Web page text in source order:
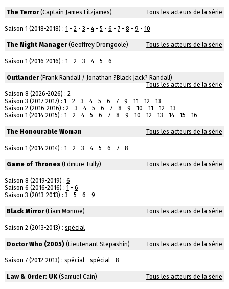
The Terror(Captain James Fitzjames) Tous les acteurs de la série
Saison 1 (2018-2018) : 1 - 2- 3 - 4- 5 - 6 - 7- 8 - 9 - 10
The Night Manager(Geoffrey Dromgoole) Tous les acteurs de la série
Saison 1 (2016-2016) : 1 - 2- 3 - 4- 5 - 6
Outlander(Frank Randall / Jonathan ?Black Jack? Randall)
Tous les acteurs de la série
Saison 8 (2026-2026) : 2
Saison 3 (2017-2017) : 1 - 2- 3 - 4- 5 - 6 - 7- 9 - 11 - 12- 13
Saison 2 (2016-2016) : 2- 3 - 4- 5 - 6 - 7- 8 - 9 - 10 - 11 - 12- 13
Saison 1 (2014-2015) : 1 - 2- 4- 5 - 6 - 7- 8 - 9 - 10 - 12- 13 - 14- 15 - 16
The Honourable Woman Tous les acteurs de la série
Saison 1 (2014-2014) : 1 - 2- 3 - 4- 5 - 6 - 7- 8
Game of Thrones(Edmure Tully) Tous les acteurs de la série
Saison 8 (2019-2019) : 6
Saison 6 (2016-2016) : 1 - 6
Saison 3 (2013-2013) : 3 - 5 - 6 - 9
Black Mirror(Liam Monroe) Tous les acteurs de la série
Saison 2 (2013-2013) : spécial
Doctor Who (2005)(Lieutenant Stepashin) Tous les acteurs de la série
Saison 7 (2012-2013) : spécial- spécial- 8
Law & Order: UK(Samuel Cain) Tous les acteurs de la série